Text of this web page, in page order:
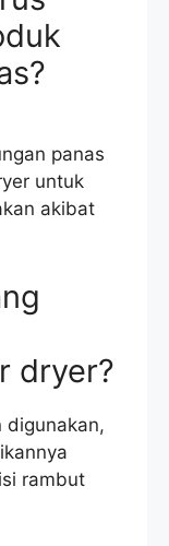
panas
untuk
akibat
dryer?
digunakan,
rambut